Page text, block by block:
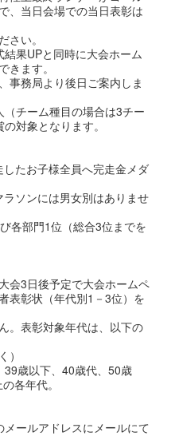
、当日会場での当日表彰は
い。
果UPと同時に大会ホーム
ます。
事務局より後日ご案内しま
チーム種目の場合は3チー
対象となります。
たお子様全員へ完走金メダ
ソンには男女別はありませ
各部門1位（総合3位までを
会3日後予定で大会ホームペ
表彰状（年代別1－3位）を
。表彰対象年代は、以下の
）
歳以下、40歳代、50歳
各年代。
ールアドレスにメールにて